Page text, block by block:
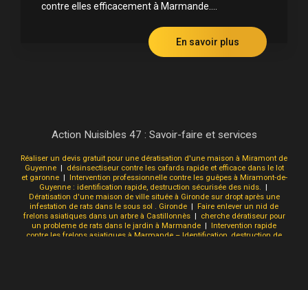
contre elles efficacement à Marmande....
En savoir plus
Action Nuisibles 47 : Savoir-faire et services
Réaliser un devis gratuit pour une dératisation d'une maison à Miramont de
Guyenne|
désinsectiseur contre les cafards rapide et efficace dans le lot
et garonne|
Intervention professionnelle contre les guêpes à Miramont-de-
Guyenne : identification rapide, destruction sécurisée des nids.
Dératisation d'une maison de ville située à Gironde sur dropt après une
infestation de rats dans le sous sol . Gironde
Faire enlever un nid de
frelons asiatiques dans un arbre à Castillonnès|
cherche dératiseur pour
un probleme de rats dans le jardin à Marmande
Intervention rapide
contre les frelons asiatiques à Marmande – Identification, destruction de